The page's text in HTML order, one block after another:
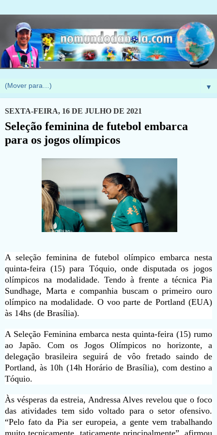
▼
SEXTA-FEIRA, 16 DE JULHO DE 2021
Seleção feminina de futebol embarca
para os jogos olímpicos
A seleção feminina de futebol olímpico embarca nesta
quinta-feira (15) para Tóquio, onde disputada os jogos
olímpicos na modalidade. Tendo à frente a técnica Pia
Sundhage, Marta e companhia buscam o primeiro ouro
olímpico na modalidade. O voo parte de Portland (EUA)
às 14hs (de Brasília).
A Seleção Feminina embarca nesta quinta-feira (15) rumo
ao Japão. Com os Jogos Olímpicos no horizonte, a
delegação brasileira seguirá de vôo fretado saindo de
Portland, às 10h (14h Horário de Brasília), com destino a
Tóquio.
Às vésperas da estreia, Andressa Alves revelou que o foco
das atividades tem sido voltado para o setor ofensivo.
“Pelo fato da Pia ser europeia, a gente vem trabalhando
muito tecnicamente, taticamente principalmente”, afirmou